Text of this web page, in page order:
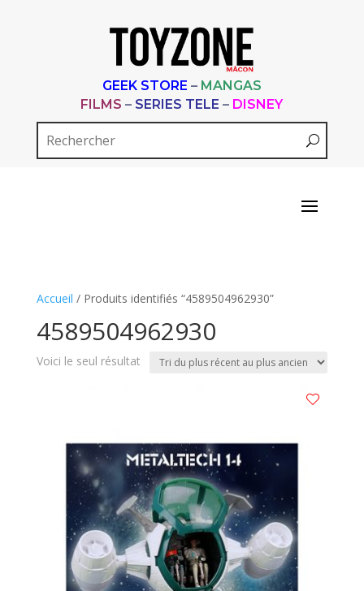
GEEK STORE – MANGAS
FILMS – SERIES TELE – DISNEY
Accueil / Produits identifiés “4589504962930”
4589504962930
Voici le seul résultat